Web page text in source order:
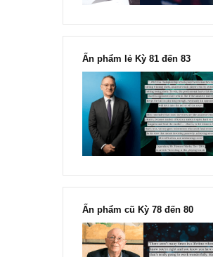
Ấn phẩm lẻ Kỳ 81 đến 83